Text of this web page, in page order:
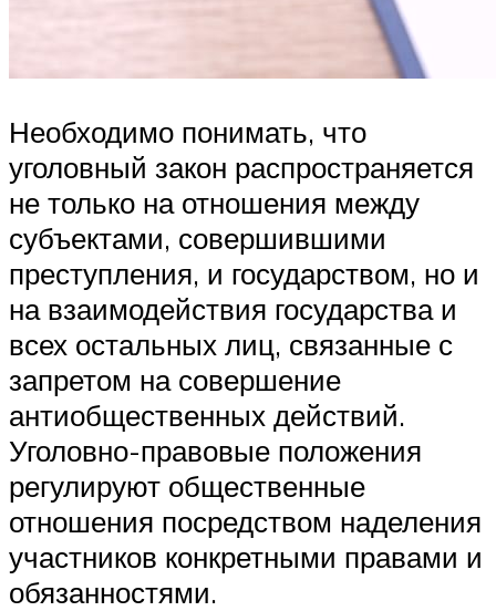
Необходимо понимать, что
уголовный закон распространяется
не только на отношения между
субъектами, совершившими
преступления, и государством, но и
на взаимодействия государства и
всех остальных лиц, связанные с
запретом на совершение
антиобщественных действий.
Уголовно-правовые положения
регулируют общественные
отношения посредством наделения
участников конкретными правами и
обязанностями.